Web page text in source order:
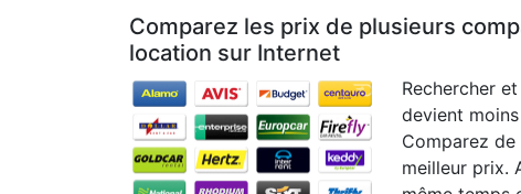
Comparez les prix de plusieurs
location sur Internet
Rechercher
devient
Comparez
meilleur prix.